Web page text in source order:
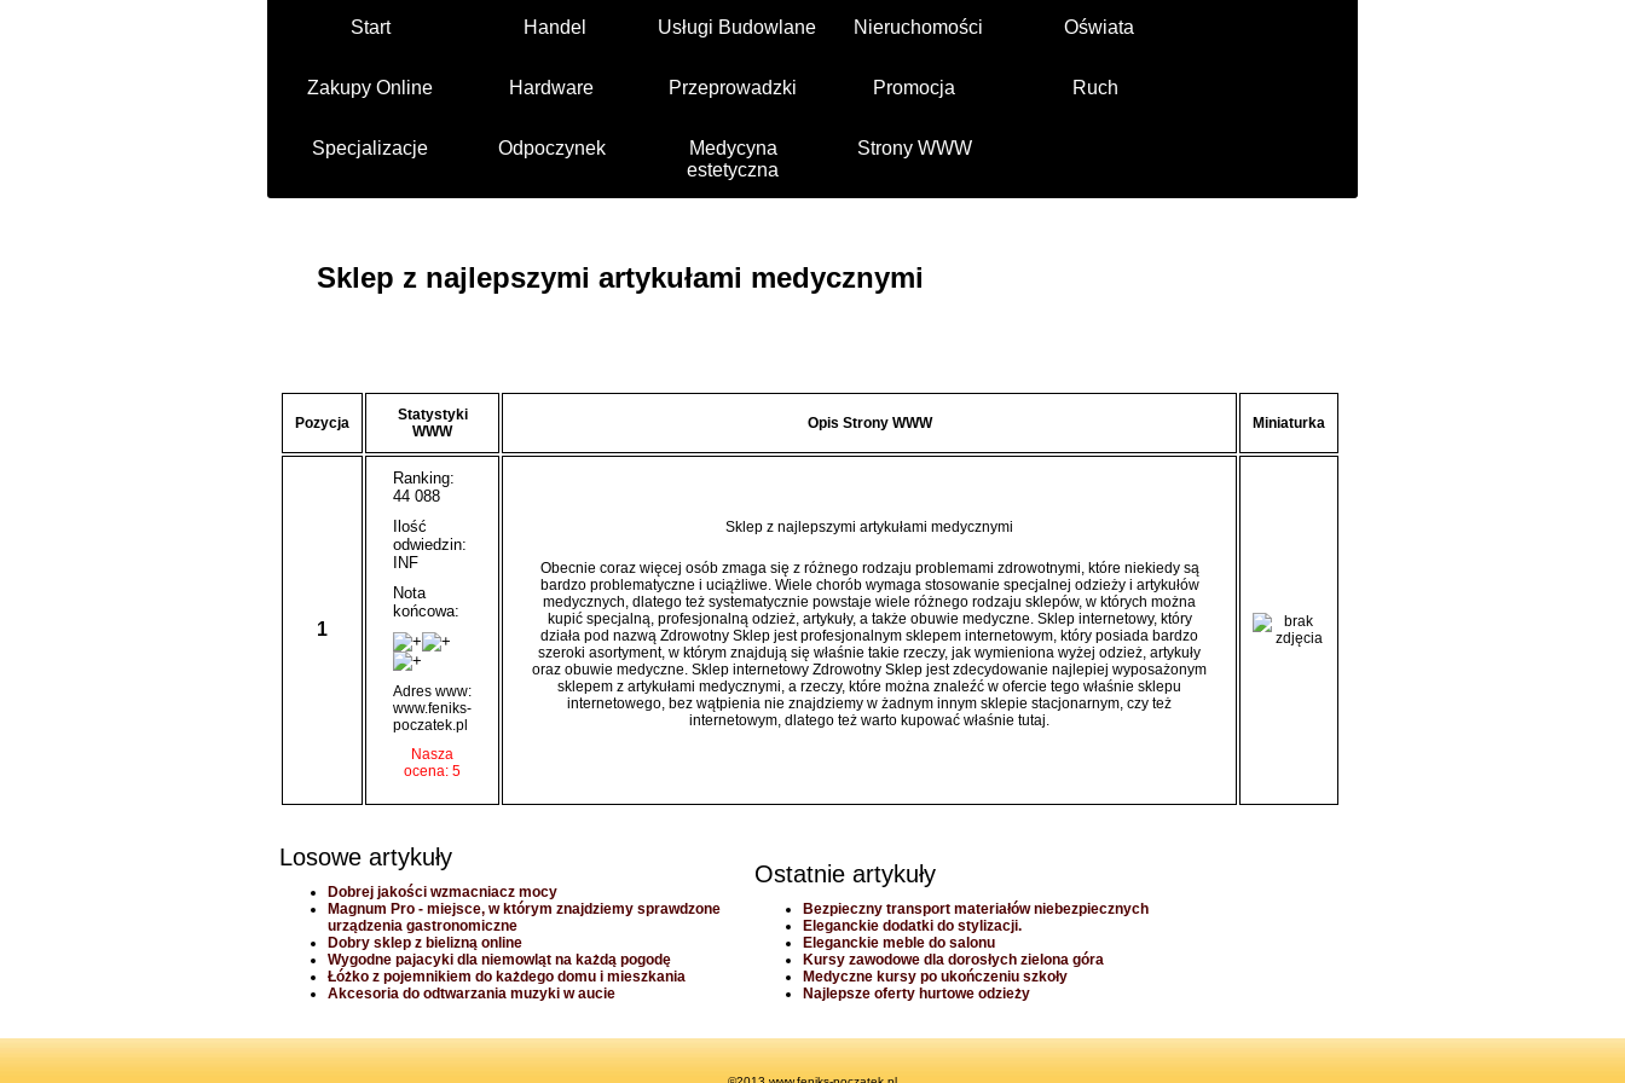
Start Handel Usługi Budowlane Nieruchomości Oświata
Zakupy Online Hardware Przeprowadzki Promocja Ruch
Specjalizacje Odpoczynek
Medycyna
estetyczna
Strony WWW
Sklep z najlepszymi artykułami medycznymi
Pozycja
Statystyki
WWW
Opis Strony WWW Miniaturka
1
Ranking:
44 088
Ilość
odwiedzin:
INF
Nota
końcowa:
Adres www:
www.feniks-
poczatek.pl
Nasza
ocena: 5
Sklep z najlepszymi artykułami medycznymi
Obecnie coraz więcej osób zmaga się z różnego rodzaju problemami zdrowotnymi, które niekiedy są
bardzo problematyczne i uciążliwe. Wiele chorób wymaga stosowanie specjalnej odzieży i artykułów
medycznych, dlatego też systematycznie powstaje wiele różnego rodzaju sklepów, w których można
kupić specjalną, profesjonalną odzież, artykuły, a także obuwie medyczne. Sklep internetowy, który
działa pod nazwą Zdrowotny Sklep jest profesjonalnym sklepem internetowym, który posiada bardzo
szeroki asortyment, w którym znajdują się właśnie takie rzeczy, jak wymieniona wyżej odzież, artykuły
oraz obuwie medyczne. Sklep internetowy Zdrowotny Sklep jest zdecydowanie najlepiej wyposażonym
sklepem z artykułami medycznymi, a rzeczy, które można znaleźć w ofercie tego właśnie sklepu
internetowego, bez wątpienia nie znajdziemy w żadnym innym sklepie stacjonarnym, czy też
internetowym, dlatego też warto kupować właśnie tutaj.
Losowe artykuły
Dobrej jakości wzmacniacz mocy
Magnum Pro - miejsce, w którym znajdziemy sprawdzone
urządzenia gastronomiczne
Dobry sklep z bielizną online
Wygodne pajacyki dla niemowląt na każdą pogodę
Łóżko z pojemnikiem do każdego domu i mieszkania
Akcesoria do odtwarzania muzyki w aucie
Ostatnie artykuły
Bezpieczny transport materiałów niebezpiecznych
Eleganckie dodatki do stylizacji.
Eleganckie meble do salonu
Kursy zawodowe dla dorosłych zielona góra
Medyczne kursy po ukończeniu szkoły
Najlepsze oferty hurtowe odzieży